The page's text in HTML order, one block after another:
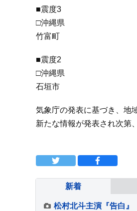
■震度3
□沖縄県
竹富町
■震度2
□沖縄県
石垣市
気象庁の発表に基づき、地
新たな情報が発表され次第
新着